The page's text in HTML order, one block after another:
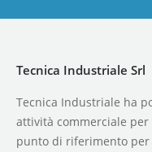
Tecnica Industriale Srl
Tecnica Industriale ha
attività commerciale
punto di riferimento per